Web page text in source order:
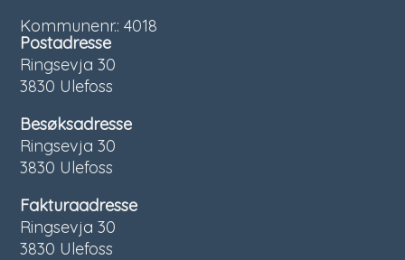
Kommunenr.: 4018
Postadresse
Ringsevja 30
3830 Ulefoss
Besøksadresse
Ringsevja 30
3830 Ulefoss
Fakturaadresse
Ringsevja 30
3830 Ulefoss